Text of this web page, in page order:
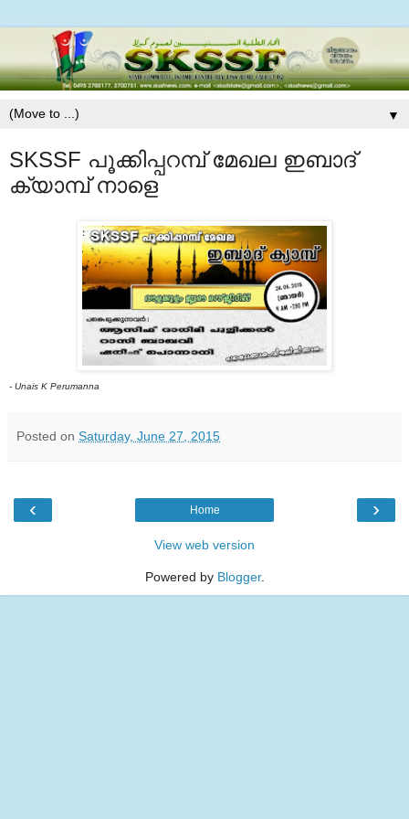
▼
SKSSF പൂക്കിപ്പറമ്പ് മേഖല ഇബാദ്
ക്യാമ്പ് നാളെ
- Unais K Perumanna
Posted on Saturday, June 27, 2015
‹ ›
Home
View web version
Powered by Blogger.